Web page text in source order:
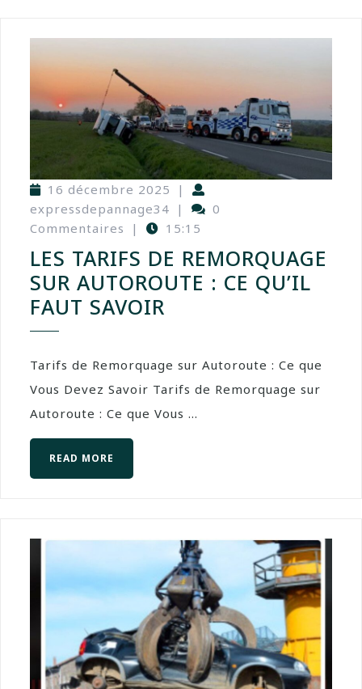
16 décembre 2025
|
expressdepannage34 |
0
Commentaires
| 15:15
LES TARIFS DE REMORQUAGE
SUR AUTOROUTE : CE QU’IL
FAUT SAVOIR
Tarifs de Remorquage sur Autoroute : Ce que
Vous Devez Savoir Tarifs de Remorquage sur
Autoroute : Ce que Vous ...
READ MORE